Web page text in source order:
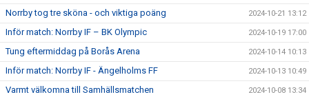
Norrby tog tre sköna - och viktiga poäng 2024-10-21 13:12
Inför match: Norrby IF – BK Olympic 2024-10-19 17:00
Tung eftermiddag på Borås Arena 2024-10-14 10:13
Inför match: Norrby IF - Ängelholms FF 2024-10-13 10:49
Varmt välkomna till Samhällsmatchen 2024-10-08 13:34